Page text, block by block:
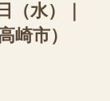
（水）｜
崎市）